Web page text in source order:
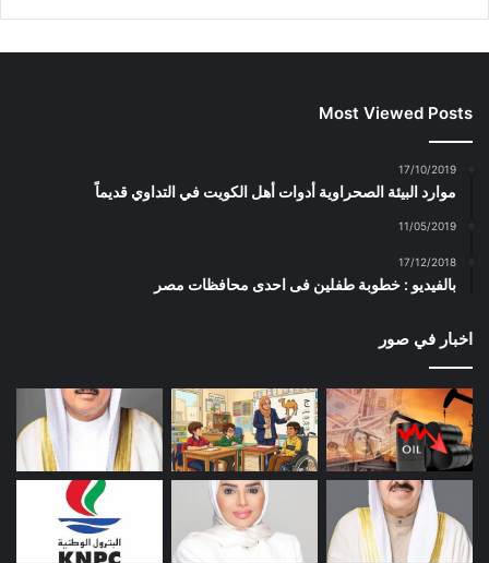
Most Viewed Posts
17/10/2019
موارد البيئة الصحراوية أدوات أهل الكويت في التداوي قديماً
11/05/2019
17/12/2018
بالفيديو : خطوبة طفلين فى احدى محافظات مصر
اخبار في صور